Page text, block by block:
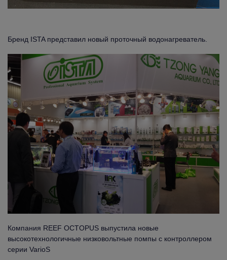
Бренд ISTA представил новый проточный водонагреватель.
Компания REEF OCTOPUS выпустила новые
высокотехнологичные низковольтные помпы с контроллером
серии VarioS